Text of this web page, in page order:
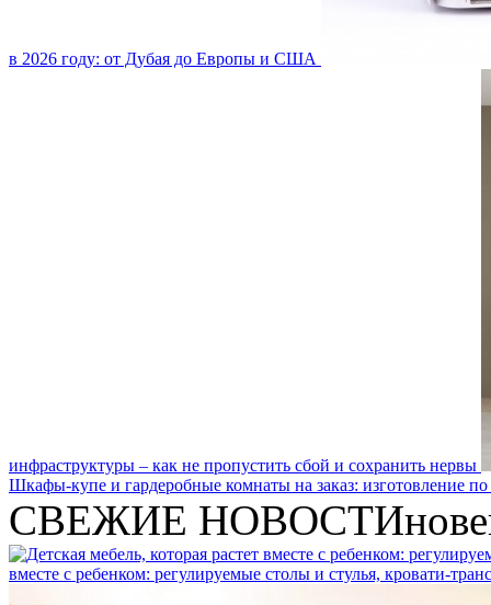
в 2026 году: от Дубая до Европы и США
инфраструктуры – как не пропустить сбой и сохранить нервы
Шкафы-купе и гардеробные комнаты на заказ: изготовление по
СВЕЖИЕ НОВОСТИ
вместе с ребенком: регулируемые столы и стулья, кровати-